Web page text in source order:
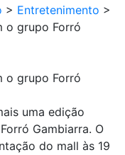
> Entretenimento >
o grupo Forró
o grupo Forró
uma edição
Gambiarra. O
do mall às 19